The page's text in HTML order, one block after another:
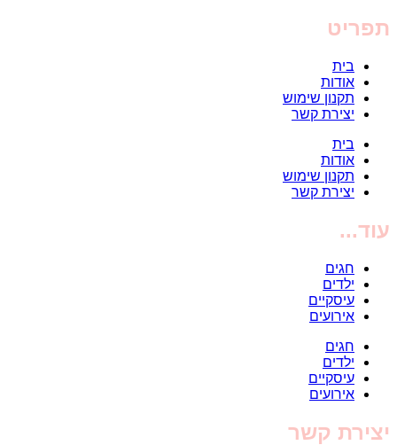
תפריט
בית
אודות
תקנון שימוש
יצירת קשר
בית
אודות
תקנון שימוש
יצירת קשר
עוד...
חגים
ילדים
עיסקיים
אירועים
חגים
ילדים
עיסקיים
אירועים
יצירת קשר